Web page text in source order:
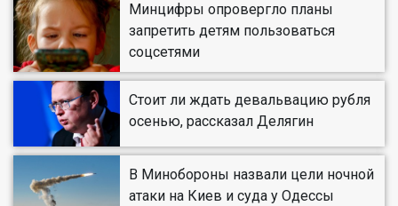
Минцифры опровергло планы
запретить детям пользоваться
соцсетями
Стоит ли ждать девальвацию рубля
осенью, рассказал Делягин
В Минобороны назвали цели ночной
атаки на Киев и суда у Одессы